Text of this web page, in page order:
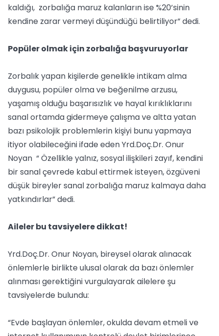
kaldığı, zorbalığa maruz kalanların ise %20’sinin
kendine zarar vermeyi düşündüğü belirtiliyor” dedi.
Popüler olmak için zorbalığa başvuruyorlar
Zorbalık yapan kişilerde genelikle intikam alma
duygusu, popüler olma ve beğenilme arzusu,
yaşamış olduğu başarısızlık ve hayal kırıklıklarını
sanal ortamda gidermeye çalışma ve altta yatan
bazı psikolojik problemlerin kişiyi bunu yapmaya
itiyor olabileceğini ifade eden Yrd.Doç.Dr. Onur
Noyan “ Özellikle yalnız, sosyal ilişkileri zayıf, kendini
bir sanal çevrede kabul ettirmek isteyen, özgüveni
düşük bireyler sanal zorbalığa maruz kalmaya daha
yatkındırlar” dedi.
Aileler bu tavsiyelere dikkat!
Yrd.Doç.Dr. Onur Noyan, bireysel olarak alınacak
önlemlerle birlikte ulusal olarak da bazı önlemler
alınması gerektiğini vurgulayarak ailelere şu
tavsiyelerde bulundu:
“Evde başlayan önlemler, okulda devam etmeli ve